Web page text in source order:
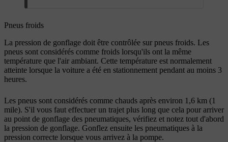
Pneus froids
La pression de gonflage doit être contrôlée sur pneus froids. Les
pneus sont considérés comme froids lorsqu'ils ont la même
température que l'air ambiant. Cette température est normalement
atteinte lorsque la voiture a été en stationnement pendant au moins 3
heures.
Les pneus sont considérés comme chauds après environ 1,6 km (1
mile). S'il vous faut effectuer un trajet plus long que cela pour arriver
au point de gonflage des pneumatiques, vérifiez et notez tout d'abord
la pression de gonflage. Gonflez ensuite les pneumatiques à la
pression correcte lorsque vous arrivez à la pompe.